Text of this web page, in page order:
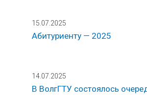
15.07.2025
Абитуриенту — 2025
14.07.2025
В ВолгГТУ состоялось